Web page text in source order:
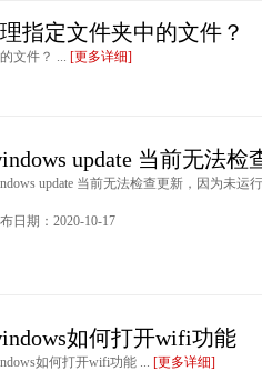
指定文件夹中的文件？
文件？ ... [更多详细]
update 当前无法
update 当前无法检查更新，因为未运
日期：2020-10-17
如何打开wifi功能
如何打开wifi功能 ... [更多详细]